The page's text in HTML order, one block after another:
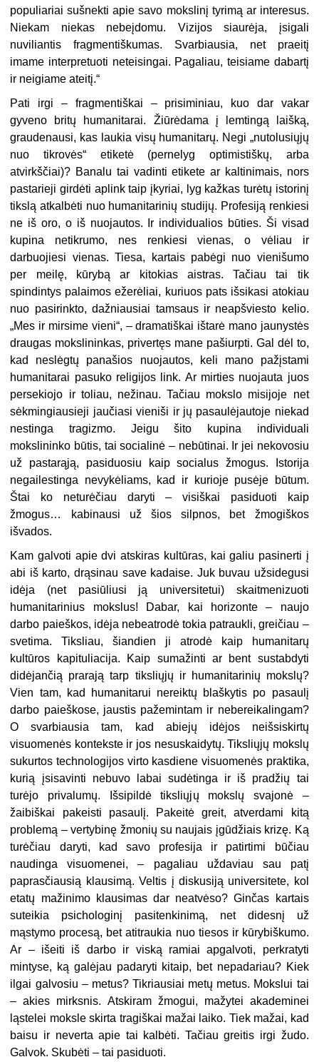
populiariai sušnekti apie savo mokslinį tyrimą ar interesus.
Niekam niekas nebeįdomu. Vizijos siaurėja, įsigali
nuviliantis fragmentiškumas. Svarbiausia, net praeitį
imame interpretuoti neteisingai. Pagaliau, teisiame dabartį
ir neigiame ateitį.“
Pati irgi – fragmentiškai – prisiminiau, kuo dar vakar
gyveno britų humanitarai. Žiūrėdama į lemtingą laišką,
graudenausi, kas laukia visų humanitarų. Negi „nutolusiųjų
nuo tikrovės“ etiketė (pernelyg optimistiškų, arba
atvirkščiai)? Banalu tai vadinti etikete ar kaltinimais, nors
pastarieji girdėti aplink taip įkyriai, lyg kažkas turėtų istorinį
tikslą atkalbėti nuo humanitarinių studijų. Profesiją renkiesi
ne iš oro, o iš nuojautos. Ir individualios būties. Ši visad
kupina netikrumo, nes renkiesi vienas, o vėliau ir
darbuojiesi vienas. Tiesa, kartais pabėgi nuo vienišumo
per meilę, kūrybą ar kitokias aistras. Tačiau tai tik
spindintys palaimos ežerėliai, kuriuos pats išsikasi atokiau
nuo pasirinkto, dažniausiai tamsaus ir neapšviesto kelio.
„Mes ir mirsime vieni“, – dramatiškai ištarė mano jaunystės
draugas mokslininkas, privertęs mane pašiurpti. Gal dėl to,
kad neslėgtų panašios nuojautos, keli mano pažįstami
humanitarai pasuko religijos link. Ar mirties nuojauta juos
persekiojo ir toliau, nežinau. Tačiau mokslo misijoje net
sėkmingiausieji jaučiasi vieniši ir jų pasaulėjautoje niekad
nestinga tragizmo. Jeigu šito kupina individuali
mokslininko būtis, tai socialinė – nebūtinai. Ir jei nekovosiu
už pastarąją, pasiduosiu kaip socialus žmogus. Istorija
negailestinga nevykėliams, kad ir kurioje pusėje būtum.
Štai ko neturėčiau daryti – visiškai pasiduoti kaip
žmogus… kabinausi už šios silpnos, bet žmogiškos
išvados.
Kam galvoti apie dvi atskiras kultūras, kai galiu pasinerti į
abi iš karto, drąsinau save kadaise. Juk buvau užsidegusi
idėja (net pasiūliusi ją universitetui) skaitmenizuoti
humanitarinius mokslus! Dabar, kai horizonte – naujo
darbo paieškos, idėja nebeatrodė tokia patraukli, greičiau –
svetima. Tiksliau, šiandien ji atrodė kaip humanitarų
kultūros kapituliacija. Kaip sumažinti ar bent sustabdyti
didėjančią prarają tarp tiksliųjų ir humanitarinių mokslų?
Vien tam, kad humanitarui nereiktų blaškytis po pasaulį
darbo paieškose, jaustis pažemintam ir nebereikalingam?
O svarbiausia tam, kad abiejų idėjos neišsiskirtų
visuomenės kontekste ir jos nesuskaidytų. Tiksliųjų mokslų
sukurtos technologijos virto kasdiene visuomenės praktika,
kurią įsisavinti nebuvo labai sudėtinga ir iš pradžių tai
turėjo privalumų. Išsipildė tiksliųjų mokslų svajonė –
žaibiškai pakeisti pasaulį. Pakeitė greit, atverdami kitą
problemą – vertybinę žmonių su naujais įgūdžiais krizę. Ką
turėčiau daryti, kad savo profesija ir patirtimi būčiau
naudinga visuomenei, – pagaliau uždaviau sau patį
paprasčiausią klausimą. Veltis į diskusiją universitete, kol
etatų mažinimo klausimas dar neatvėso? Ginčas kartais
suteikia psichologinį pasitenkinimą, net didesnį už
mąstymo procesą, bet atitraukia nuo tiesos ir kūrybiškumo.
Ar – išeiti iš darbo ir viską ramiai apgalvoti, perkratyti
mintyse, ką galėjau padaryti kitaip, bet nepadariau? Kiek
ilgai galvosiu – metus? Tikriausiai metų metus. Mokslui tai
– akies mirksnis. Atskiram žmogui, mažytei akademinei
ląstelei moksle skirta tragiškai mažai laiko. Tiek mažai, kad
baisu ir neverta apie tai kalbėti. Tačiau greitis irgi žudo.
Galvok. Skubėti – tai pasiduoti.